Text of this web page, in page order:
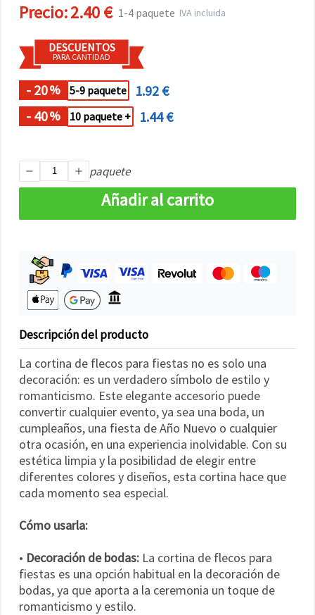
Precio:2.40 € 1-4 paquete IVA incluida
DESCUENTOS
PARA CANTIDAD
- 20% 5-9 paquete
1.92 €
- 40% 10 paquete + 1.44 €
paquete
Añadir al carrito
Descripción del producto
La cortina de flecos para fiestas no es solo una
decoración: es un verdadero símbolo de estilo y
romanticismo. Este elegante accesorio puede
convertir cualquier evento, ya sea una boda, un
cumpleaños, una fiesta de Año Nuevo o cualquier
otra ocasión, en una experiencia inolvidable. Con su
estética limpia y la posibilidad de elegir entre
diferentes colores y diseños, esta cortina hace que
cada momento sea especial.
Cómo usarla:
• Decoración de bodas: La cortina de flecos para
fiestas es una opción habitual en la decoración de
bodas, ya que aporta a la ceremonia un toque de
romanticismo y estilo.